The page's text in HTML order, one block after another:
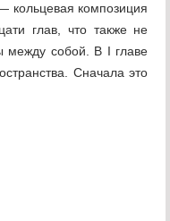
композиция
глав, что также не
между собой. В I главе
Сначала это